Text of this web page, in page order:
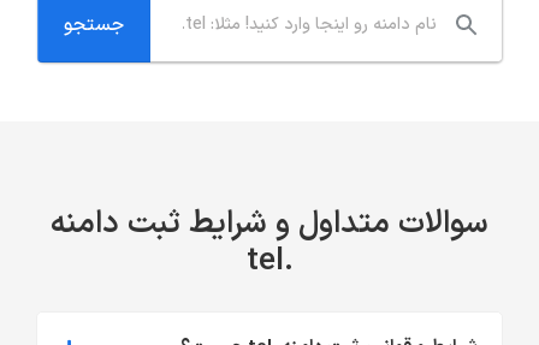
سوالات متداول و شرایط ثبت دامنه
.tel